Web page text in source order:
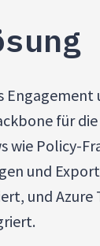
für
wie Policy-
und
und Azure